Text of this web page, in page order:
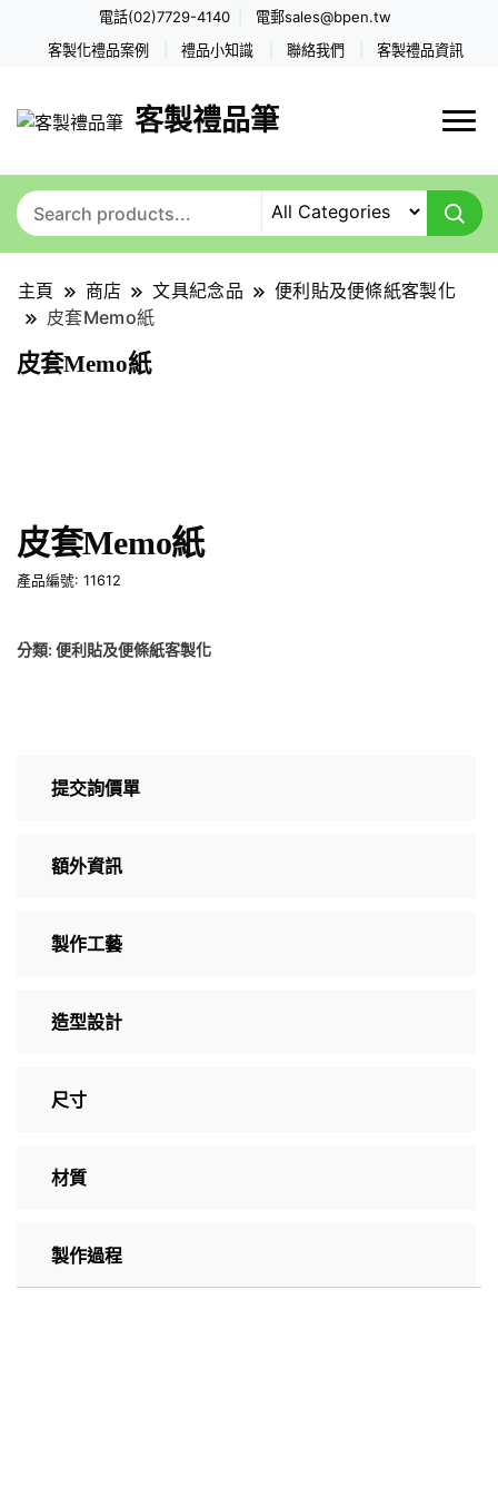
電話(02)7729-4140 電郵sales@bpen.tw
客製化禮品案例 禮品小知識 聯絡我們 客製禮品資訊
客製禮品筆
主頁 商店 文具紀念品
便利貼及便條紙客製化
皮套Memo紙
皮套Memo紙
皮套Memo紙
產品編號: 11612
分類: 便利貼及便條紙客製化
提交詢價單
額外資訊
製作工藝
造型設計
尺寸
材質
製作過程